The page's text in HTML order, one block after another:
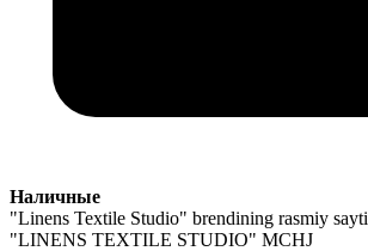
Наличные
"Linens Textile Studio" brendining rasmiy sayti
"LINENS TEXTILE STUDIO" MCHJ